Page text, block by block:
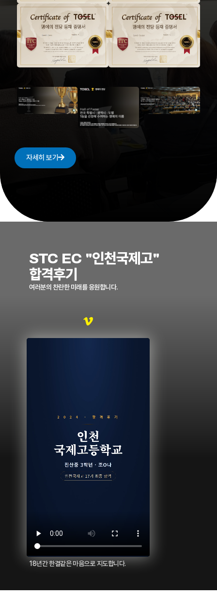
자세히 보기
STC EC "인천국제고"
합격후기
여러분의 찬란한 미래를 응원합니다.
18년간 한결같은 마음으로 지도합니다.